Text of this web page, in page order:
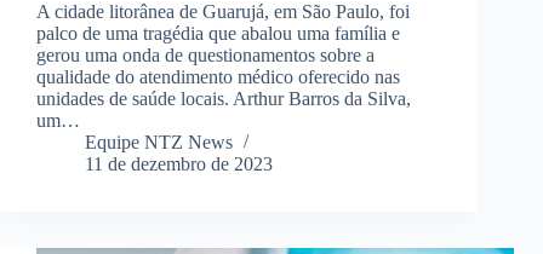
A cidade litorânea de Guarujá, em São Paulo, foi
palco de uma tragédia que abalou uma família e
gerou uma onda de questionamentos sobre a
qualidade do atendimento médico oferecido nas
unidades de saúde locais. Arthur Barros da Silva,
um…
Equipe NTZ News
11 de dezembro de 2023